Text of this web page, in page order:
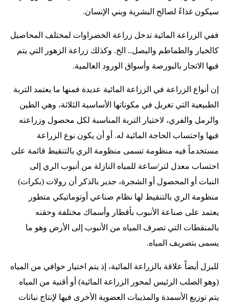
سيكون غذاءً لصالح البشرية وبني الإنسان.
ففي الزراعة المائية تدخل زراعة الخضراوات لمختلف المحاصيل
كالخيار والطماطم والبصل.. الخ. وكذلك زراعة الزهور التي يتم
فيها الاتجار بالبورصة وأسواق الورود العالمية.
إن أنواع الزراعة في الزراعة المائية عديدة فمنها ما يعتمد التربة
الطبيعية التي تغربل في مكوناتها الأساسية الثلاثة، وهي الطين
والرمل والفري، لاختيار التربة المناسبة لكل محصول وزراعته
فيها واحتساب الحاجة المائية له. أو أن يكون نوع الزراعة
مستخدماً فيه منظومة تسمى منظومة الري بالتنقيط قائمة على
احتساب معدل لتر/ساعة للمياه النازلة من أنبوب الري إلى
النبات أو المحصول أو الشجرة، جدير بالذكر أن رولات (بكرات)
منظومة الري بالتنقيط لها نظام صناعي أوتوماتيكي متطور
يعتمد على صناعة الأنبوب بأقطار وأسماك مختلفة وحقنه
بالمنقطات التي تصرف المياه من الأنبوب إلى الأرض وهو ما
يسمى بتصريف المياه.
للبزل أيضاً علاقة بالزراعة المائية، إذ يتم اختيار حوافي من المياه
(وهو الصلب الرئيس لمحور الزراعة المائية) أو أقنية من المياه
يتم توزيع الأسمدة والمذيبات العضوية الأخرى فيها لإنتاج نباتات